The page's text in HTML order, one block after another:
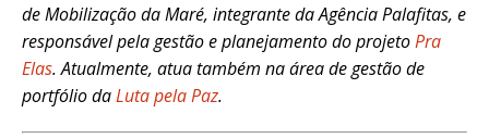
de Mobilização da Maré, integrante da Agência Palafitas, e
responsável pela gestão e planejamento do projetoPra
Elas. Atualmente, atua também na área de gestão de
portfólio daLuta pela Paz.